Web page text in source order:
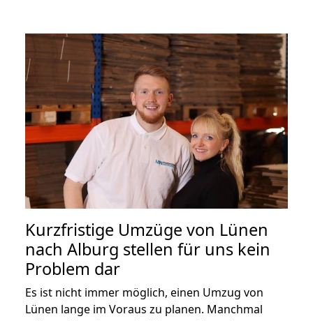
Kurzfristige Umzüge von Lünen
nach Alburg stellen für uns kein
Problem dar
Es ist nicht immer möglich, einen Umzug von
Lünen lange im Voraus zu planen. Manchmal